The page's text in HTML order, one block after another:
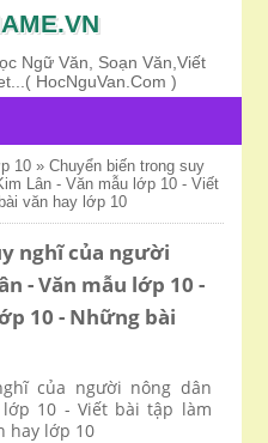
Ngữ Văn, Soạn Văn,Viết
HocNguVan.Com )
10 »Chuyển biến trong suy
Lân - Văn mẫu lớp 10 - Viết
văn hay lớp 10
nghĩ của người
- Văn mẫu lớp 10 -
10 - Những bài
của người nông dân
10 - Viết bài tập làm
hay lớp 10